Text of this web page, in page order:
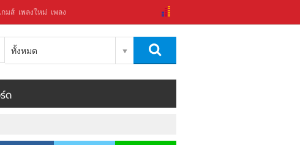
เกมส์ เพลงใหม่ เพลง
ทั้งหมด
ด